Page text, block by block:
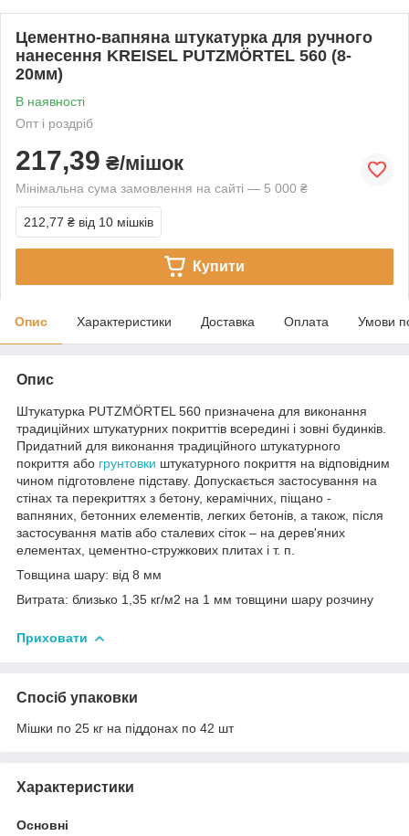
Цементно-вапняна штукатурка для ручного
нанесення KREISEL PUTZMÖRTEL 560 (8-
20мм)
В наявності
Опт і роздріб
217,39 ₴/мішок
Мінімальна сума замовлення на сайті — 5 000 ₴
212,77 ₴ від 10 мішків
Купити
Опис Характеристики Доставка Оплата Умови
Опис
Штукатурка PUTZMÖRTEL 560 призначена для виконання
традиційних штукатурних покриттів всередині і зовні будинків.
Придатний для виконання традиційного штукатурного
покриття або грунтовки штукатурного покриття на відповідним
чином підготовлене підставу. Допускається застосування на
стінах та перекриттях з бетону, керамічних, піщано -
вапняних, бетонних елементів, легких бетонів, а також, після
застосування матів або сталевих сіток – на дерев'яних
елементах, цементно-стружкових плитах і т. п.
Товщина шару: від 8 мм
Витрата: близько 1,35 кг/м2 на 1 мм товщини шару розчину
Приховати
Спосіб упаковки
Мішки по 25 кг на піддонах по 42 шт
Характеристики
Основні